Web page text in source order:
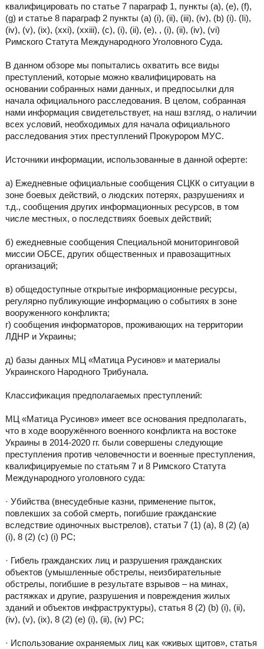
квалифицировать по статье 7 параграф 1, пункты (a), (e), (f),
(g) и статье 8 параграф 2 пункты (а) (i), (ii), (iii), (iv), (b) (i). (Ii),
(iv), (v), (ix), (xxi), (xxiii), (c), (i), (ii), (e), , (i), (ii), (iv), (vi)
Римского Статута Международного Уголовного Суда.
В данном обзоре мы попытались охватить все виды
преступлений, которые можно квалифицировать на
основании собранных нами данных, и предпосылки для
начала официального расследования. В целом, собранная
нами информация свидетельствует, на наш взгляд, о наличии
всех условий, необходимых для начала официального
расследования этих преступлений Прокурором МУС.
Источники информации, использованные в данной оферте:
а) Ежедневные официальные сообщения СЦКК о ситуации в
зоне боевых действий, о людских потерях, разрушениях и
т.д., сообщения других информационных ресурсов, в том
числе местных, о последствиях боевых действий;
б) ежедневные сообщения Специальной мониторинговой
миссии ОБСЕ, других общественных и правозащитных
организаций;
в) общедоступные открытые информационные ресурсы,
регулярно публикующие информацию о событиях в зоне
вооруженного конфликта;
г) сообщения информаторов, проживающих на территории
ЛДНР и Украины;
д) базы данных МЦ «Матица Русинов» и материалы
Украинского Народного Трибунала.
Классификация предполагаемых преступлений:
МЦ «Матица Русинов» имеет все основания предполагать,
что в ходе вооружённого военного конфликта на востоке
Украины в 2014-2020 гг. были совершены следующие
преступления против человечности и военные преступления,
квалифицируемые по статьям 7 и 8 Римского Статута
Международного уголовного суда:
· Убийства (внесудебные казни, применение пыток,
повлекших за собой смерть, погибшие гражданские
вследствие одиночных выстрелов), статьи 7 (1) (а), 8 (2) (a)
(i), 8 (2) (с) (i) РС;
· Гибель гражданских лиц и разрушения гражданских
объектов (умышленные обстрелы, неизбирательные
обстрелы, погибшие в результате взрывов – на минах,
растяжках и другие, разрушения и повреждения жилых
зданий и объектов инфраструктуры), статья 8 (2) (b) (i), (ii),
(iv), (v), (ix), 8 (2) (e) (i), (ii), (iv) PC;
· Использование охраняемых лиц как «живых щитов», статья